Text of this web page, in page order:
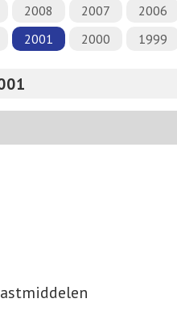
2008
2007
2006
2001
2000 1999